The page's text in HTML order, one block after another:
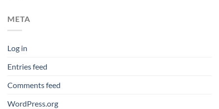
META
Log in
Entries feed
Comments feed
WordPress.org